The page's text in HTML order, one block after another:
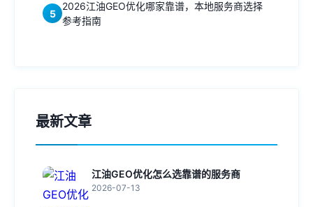
5
2026江油GEO优化哪家靠谱，本地服务商选择
参考指南
最新文章
江油GEO优化怎么选靠谱的服务商
2026-07-13